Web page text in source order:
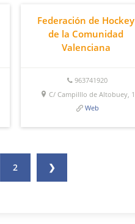
Federación de Hockey
de la Comunidad
Valenciana
963741920
C/ Campilllo de Altobuey, 1
Web
2 ❯